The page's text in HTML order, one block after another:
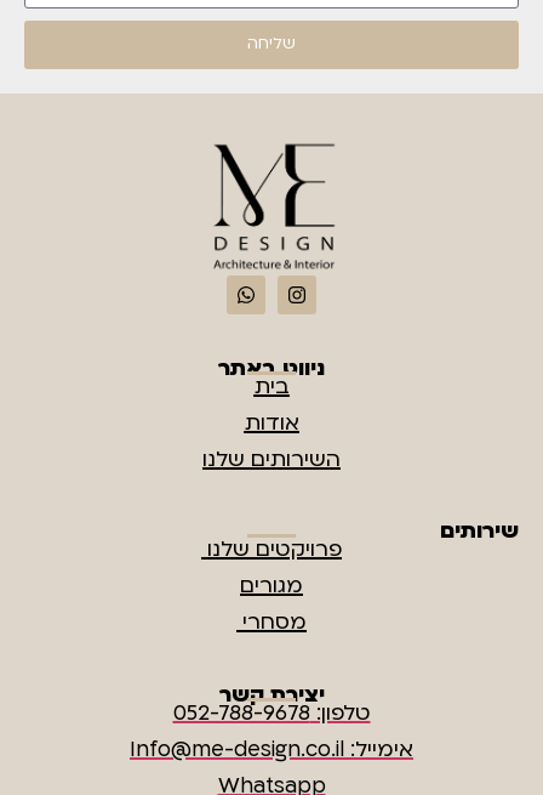
שליחה
ניווט באתר
בית
אודות
השירותים שלנו
שירותים
פרויקטים שלנו
מגורים
מסחרי
יצירת קשר
טלפון: 052-788-9678
אימייל: Info@me-design.co.il
Whatsapp